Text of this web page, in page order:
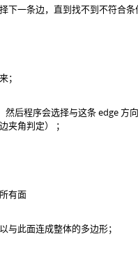
下一条边，直到找不到不符合条
；
然后程序会选择与这条 edge 方
夹角判定） ；
有面
与此面连成整体的多边形；